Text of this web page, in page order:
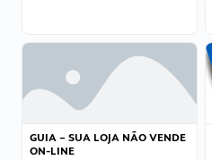
GUIA – SUA LOJA NÃO VENDE
ON-LINE